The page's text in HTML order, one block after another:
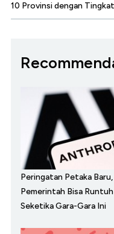
10 Provinsi dengan
Peringatan Petaka Baru,
Pemerintah Bisa Runtuh
Seketika Gara-Gara Ini